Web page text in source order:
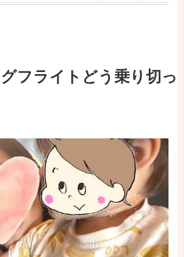
フライトどう乗り切っ